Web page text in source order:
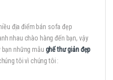
địa điểm bán sofa đẹp
nhau chào hàng đến bạn, vậy
những mẫu ghế thư giản đẹp
tôi vì chúng tôi :